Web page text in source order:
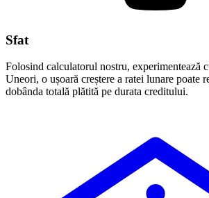
Sfat
Folosind calculatorul nostru, experimentează
Uneori, o ușoară creștere a ratei lunare poate
dobânda totală plătită pe durata creditului.